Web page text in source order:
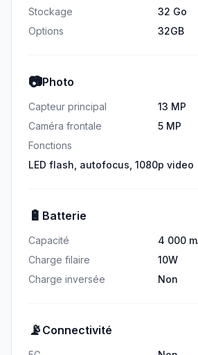
Stockage
32 Go
Options
32GB
📷Photo
Capteur principal
13 MP
Caméra frontale
5 MP
Fonctions
LED flash, autofocus, 1080p video
🔋 Batterie
Capacité
4 000
Charge filaire
10W
Charge inversée
Non
📡 Connectivité